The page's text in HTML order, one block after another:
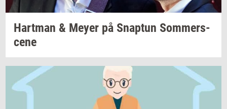
Hart­man & Meyer på Snap­tun Som­mer­s­
ce­ne